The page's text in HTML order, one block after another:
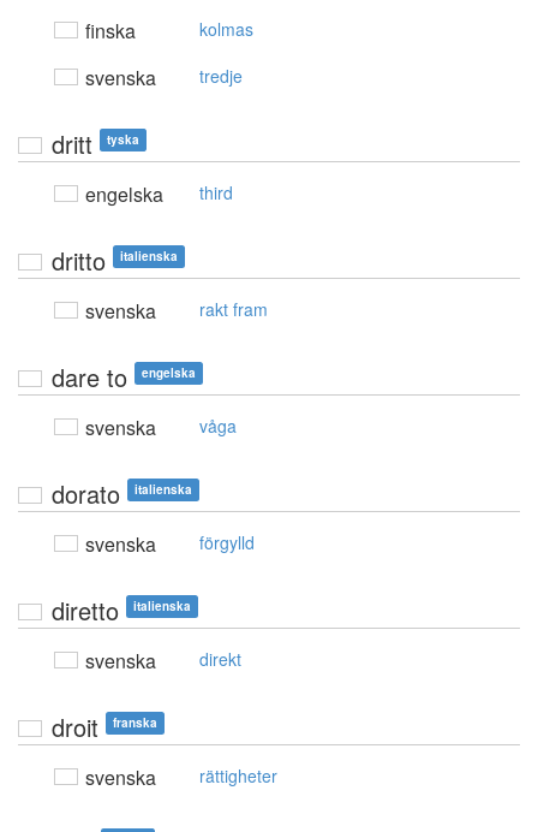
finska kolmas
svenska tredje
dritt tyska
engelska third
dritto italienska
svenska rakt fram
dare to engelska
svenska våga
dorato italienska
svenska förgylld
diretto italienska
svenska direkt
droit franska
svenska rättigheter